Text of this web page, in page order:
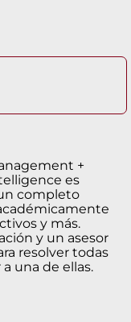
+
es
completo
y más.
y un asesor
resolver todas
una de ellas.